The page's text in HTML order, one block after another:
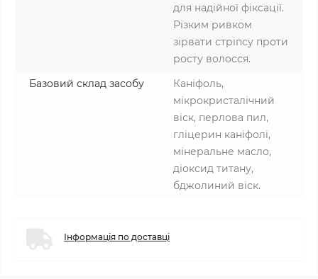
для надійної фіксації.
Різким ривком
зірвати стріпсу проти
росту волосся.
Базовий склад засобу
Каніфоль,
мікрокристалічний
віск, перлова пил,
гліцерин каніфолі,
мінеральне масло,
діоксид титану,
бджолиний віск.
Інформація по доставці